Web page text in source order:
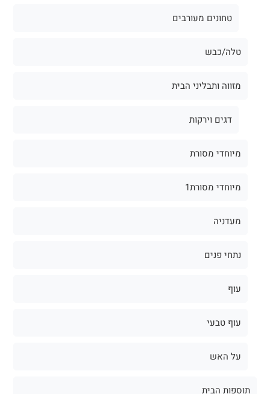
טחונים מעורבים
טלה/כבש
מזווה ותבליני הבית
דגים וירקות
מיוחדי מסורת
מיוחדי מסורת1
מעדניה
נתחי פנים
עוף
עוף טבעי
על האש
תוספות הבית